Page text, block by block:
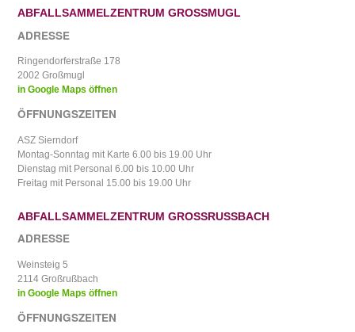
ABFALLSAMMELZENTRUM GROSSMUGL
ADRESSE
Ringendorferstraße 178
2002 Großmugl
in Google Maps öffnen
ÖFFNUNGSZEITEN
ASZ Sierndorf
Montag-Sonntag mit Karte 6.00 bis 19.00 Uhr
Dienstag mit Personal 6.00 bis 10.00 Uhr
Freitag mit Personal 15.00 bis 19.00 Uhr
ABFALLSAMMELZENTRUM GROSSRUSSBACH
ADRESSE
Weinsteig 5
2114 Großrußbach
in Google Maps öffnen
ÖFFNUNGSZEITEN